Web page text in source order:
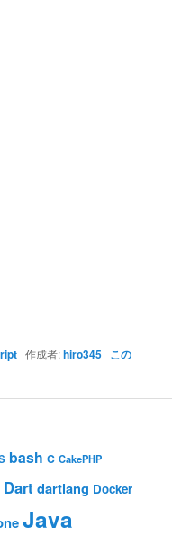
作成者:hiro345 この
bash C CakePHP
Dart dartlang Docker
Java